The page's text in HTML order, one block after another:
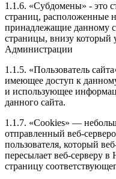
1.1.6. «Субдомены» - это
страниц, расположенные
принадлежащие данному
страницы, внизу который
Администрации
1.1.5. «Пользователь
имеющее доступ к
и использующее
данного сайта.
1.1.7. «Cookies» —
отправленный веб-
пользователя, который
пересылает веб-серверу
страницу